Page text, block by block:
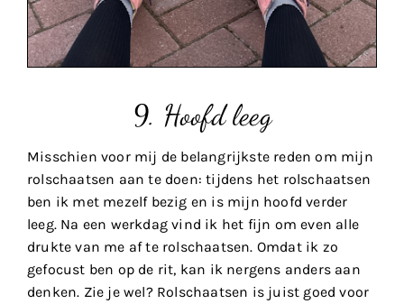
9. Hoofd leeg
Misschien voor mij de belangrijkste reden om mijn
rolschaatsen aan te doen: tijdens het rolschaatsen
ben ik met mezelf bezig en is mijn hoofd verder
leeg. Na een werkdag vind ik het fijn om even alle
drukte van me af te rolschaatsen. Omdat ik zo
gefocust ben op de rit, kan ik nergens anders aan
denken. Zie je wel? Rolschaatsen is juist goed voor